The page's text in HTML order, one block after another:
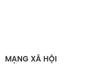
MẠNG XÃ HỘI